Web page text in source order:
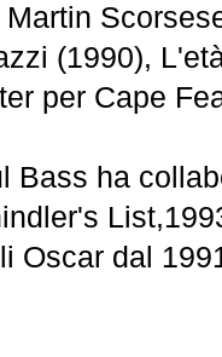
Martin
(1990),
per Cape
Bass ha
Oscar dal